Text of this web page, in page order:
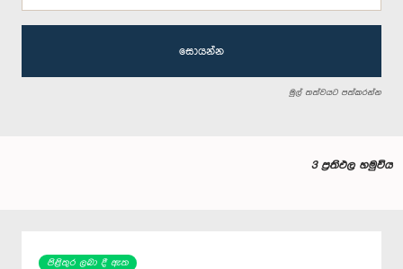
සොයන්න
මුල් තත්වයට පත්කරන්න
3 ප්‍රතිඵල හමුවිය
පිළිතුර ලබා දී ඇත